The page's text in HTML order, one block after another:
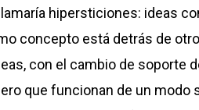
hipersticiones: ideas
concepto está detrás de
con el cambio de soporte
que funcionan de un